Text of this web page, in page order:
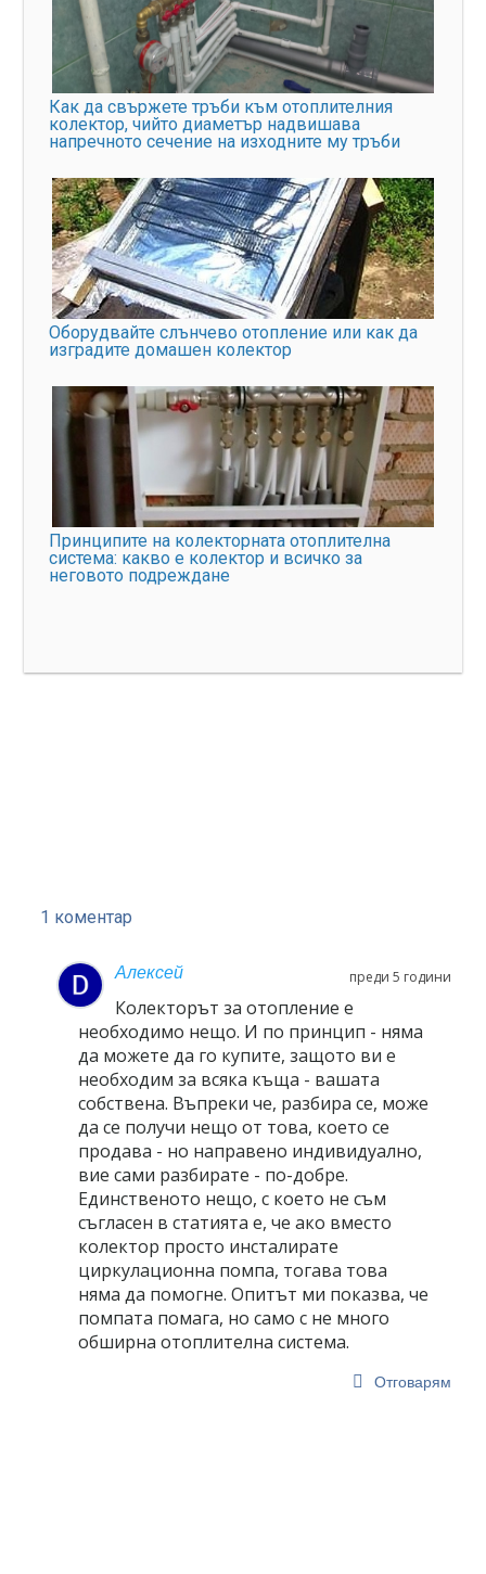
Как да свържете тръби към отоплителния
колектор, чийто диаметър надвишава
напречното сечение на изходните му тръби
Оборудвайте слънчево отопление или как да
изградите домашен колектор
Принципите на колекторната отоплителна
система: какво е колектор и всичко за
неговото подреждане
1 коментар
Алексей преди 5 години
Колекторът за отопление е
необходимо нещо. И по принцип - няма
да можете да го купите, защото ви е
необходим за всяка къща - вашата
собствена. Въпреки че, разбира се, може
да се получи нещо от това, което се
продава - но направено индивидуално,
вие сами разбирате - по-добре.
Единственото нещо, с което не съм
съгласен в статията е, че ако вместо
колектор просто инсталирате
циркулационна помпа, тогава това
няма да помогне. Опитът ми показва, че
помпата помага, но само с не много
обширна отоплителна система.
Отговарям